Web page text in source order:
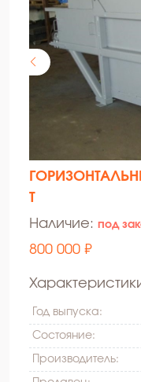
Т
Наличие: под
800 000 ₽
Год выпуска:
Состояние:
Производитель: